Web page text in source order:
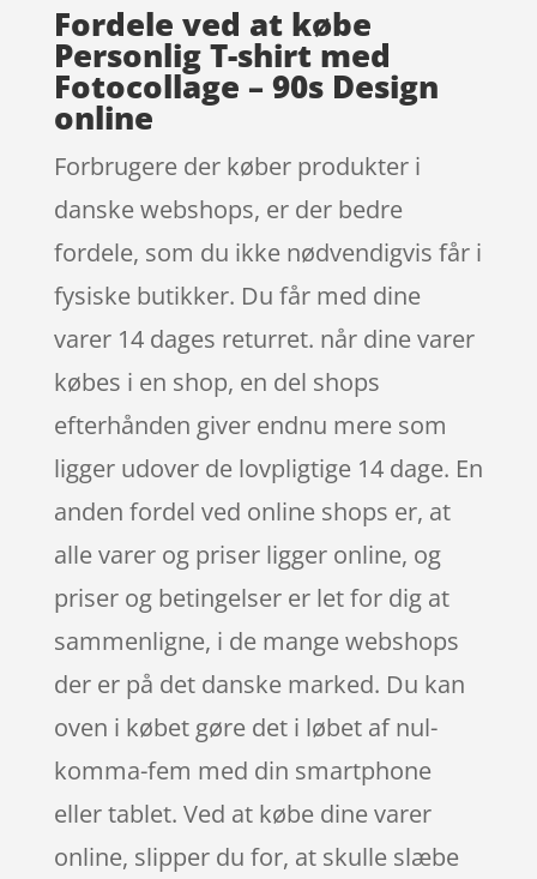
Fordele ved at købe
Personlig T-shirt med
Fotocollage – 90s Design
online
Forbrugere der køber produkter i
danske webshops, er der bedre
fordele, som du ikke nødvendigvis får i
fysiske butikker. Du får med dine
varer 14 dages returret. når dine varer
købes i en shop, en del shops
efterhånden giver endnu mere som
ligger udover de lovpligtige 14 dage. En
anden fordel ved online shops er, at
alle varer og priser ligger online, og
priser og betingelser er let for dig at
sammenligne, i de mange webshops
der er på det danske marked. Du kan
oven i købet gøre det i løbet af nul-
komma-fem med din smartphone
eller tablet. Ved at købe dine varer
online, slipper du for, at skulle slæbe